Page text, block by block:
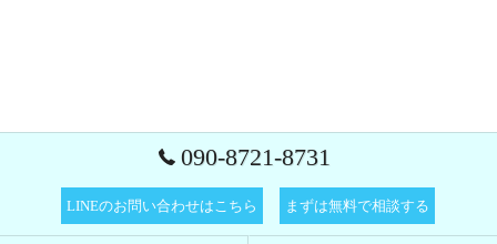
090-8721-8731
LINEのお問い合わせはこちら まずは無料で相談する